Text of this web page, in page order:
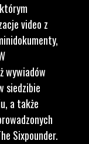
video z
wywiadów
siedzibie
a także
Sixpounder.